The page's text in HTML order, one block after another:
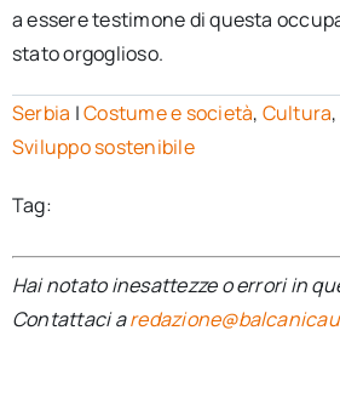
a essere testimone di questa
stato orgoglioso.
Serbia |Costume e società, Cultura,
Sviluppo sostenibile
Tag:
Hai notato inesattezze o errori in
Contattaci a